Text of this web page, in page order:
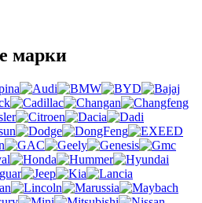
марки